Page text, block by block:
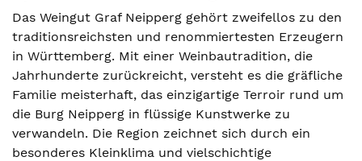
Das Weingut Graf Neipperg gehört zweifellos zu den
traditionsreichsten und renommiertesten Erzeugern
in Württemberg. Mit einer Weinbautradition, die
Jahrhunderte zurückreicht, versteht es die gräfliche
Familie meisterhaft, das einzigartige Terroir rund um
die Burg Neipperg in flüssige Kunstwerke zu
verwandeln. Die Region zeichnet sich durch ein
besonderes Kleinklima und vielschichtige